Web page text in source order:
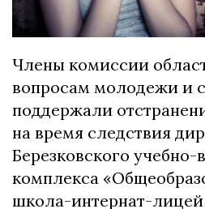
Члены комиссии
вопросам молодежи и
поддержали
на время следствия
Березковского учебно-
комплекса
школа-интернат-